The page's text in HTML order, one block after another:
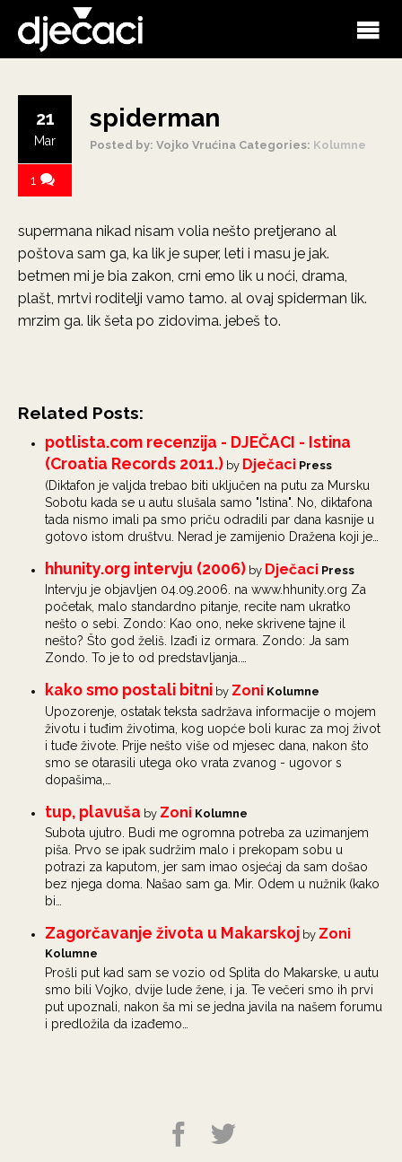
spiderman
Posted by: Vojko Vrućina Categories: Kolumne
21
Mar
1
supermana nikad nisam volia nešto pretjerano al
poštova sam ga, ka lik je super, leti i masu je jak.
betmen mi je bia zakon, crni emo lik u noći, drama,
plašt, mrtvi roditelji vamo tamo. al ovaj spiderman lik.
mrzim ga. lik šeta po zidovima. jebeš to.
Related Posts:
potlista.com recenzija - DJEČACI - Istina
(Croatia Records 2011.) by Dječaci Press
(Diktafon je valjda trebao biti uključen na putu za Mursku
Sobotu kada se u autu slušala samo "Istina". No, diktafona
tada nismo imali pa smo priču odradili par dana kasnije u
gotovo istom društvu. Nerad je zamijenio Dražena koji je…
hhunity.org intervju (2006) by Dječaci Press
Intervju je objavljen 04.09.2006. na www.hhunity.org Za
početak, malo standardno pitanje, recite nam ukratko
nešto o sebi. Zondo: Kao ono, neke skrivene tajne il
nešto? Što god želiš. Izađi iz ormara. Zondo: Ja sam
Zondo. To je to od predstavljanja.…
kako smo postali bitni by Zoni Kolumne
Upozorenje, ostatak teksta sadržava informacije o mojem
životu i tuđim životima, kog uopće boli kurac za moj život
i tuđe živote. Prije nešto više od mjesec dana, nakon što
smo se otarasili utega oko vrata zvanog - ugovor s
dopašima,…
tup, plavuša by Zoni Kolumne
Subota ujutro. Budi me ogromna potreba za uzimanjem
piša. Prvo se ipak sudržim malo i prekopam sobu u
potrazi za kaputom, jer sam imao osjećaj da sam došao
bez njega doma. Našao sam ga. Mir. Odem u nužnik (kako
bi…
Zagorčavanje života u Makarskoj by Zoni
Kolumne
Prošli put kad sam se vozio od Splita do Makarske, u autu
smo bili Vojko, dvije lude žene, i ja. Te večeri smo ih prvi
put upoznali, nakon ša mi se jedna javila na našem forumu
i predložila da izađemo…